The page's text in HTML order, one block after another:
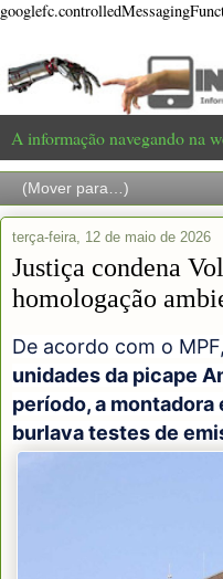
A informação navegando na
terça-feira, 12 de maio de 2026
Justiça condena
homologação
De acordo com o MPF,
unidades da picape
período, a montadora
burlava testes de